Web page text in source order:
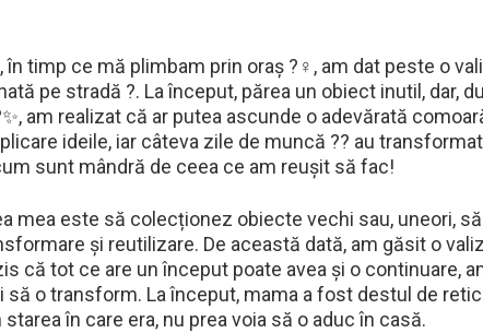
în timp ce mă plimbam prin oraș ?‍♀️, am dat peste o
pe stradă ?. La început, părea un obiect inutil, dar,
am realizat că ar putea ascunde o adevărată
ideile, iar câteva zile de muncă ?️? au
sunt mândră de ceea ce am reușit să fac!
mea este să colecționez obiecte vechi sau, uneori,
și reutilizare. De această dată, am găsit o
că tot ce are un început poate avea și o continuare,
să o transform. La început, mama a fost destul de
starea în care era, nu prea voia să o aduc în casă.